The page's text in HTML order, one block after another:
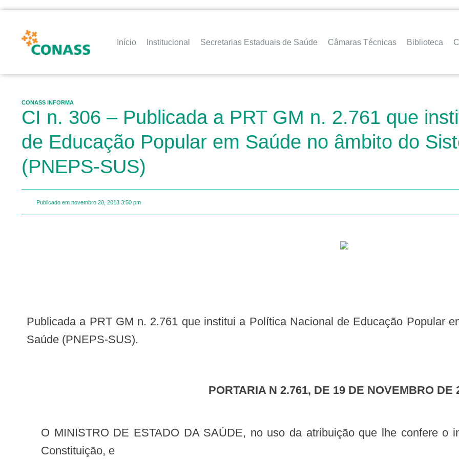
Início Institucional Secretarias Estaduais de Saúde Câmaras Técnicas Biblioteca
CONASS INFORMA
CI n. 306 – Publicada a PRT GM n. 2.761 que
de Educação Popular em Saúde no âmbito do
(PNEPS-SUS)
Publicado em novembro 20, 2013 3:50 pm
Publicada a PRT GM n. 2.761 que institui a Política Nacional de Educação Popular em Saúde no âmbito do Sistema Único de
Saúde (PNEPS-SUS).
PORTARIA N 2.761, DE 19 DE NOVEMBRO DE
O MINISTRO DE ESTADO DA SAÚDE, no uso da atribuição que lhe confere o inciso II do parágrafo único do art. 87 da
Constituição, e